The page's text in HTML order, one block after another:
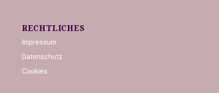
RECHTLICHES
Impressum
Datenschutz
Cookies